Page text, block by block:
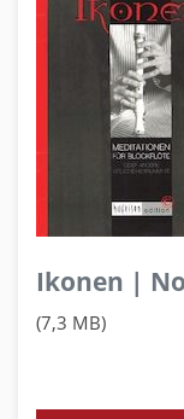
Ikonen |
(7,3 MB)